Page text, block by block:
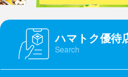
ハマトク優待
Search